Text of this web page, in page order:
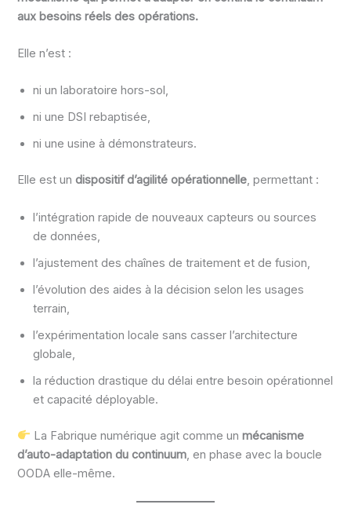
aux besoins réels des opérations.
Elle n’est :
ni un laboratoire hors-sol,
ni une DSI rebaptisée,
ni une usine à démonstrateurs.
Elle est undispositif d’agilité opérationnelle, permettant :
l’intégration rapide de nouveaux capteurs ou sources
de données,
l’ajustement des chaînes de traitement et de fusion,
l’évolution des aides à la décision selon les usages
terrain,
l’expérimentation locale sans casser l’architecture
globale,
la réduction drastique du délai entre besoin opérationnel
et capacité déployable.
La Fabrique numérique agit comme unmécanisme
d’auto-adaptation du continuum , en phase avec la boucle
OODA elle-même.